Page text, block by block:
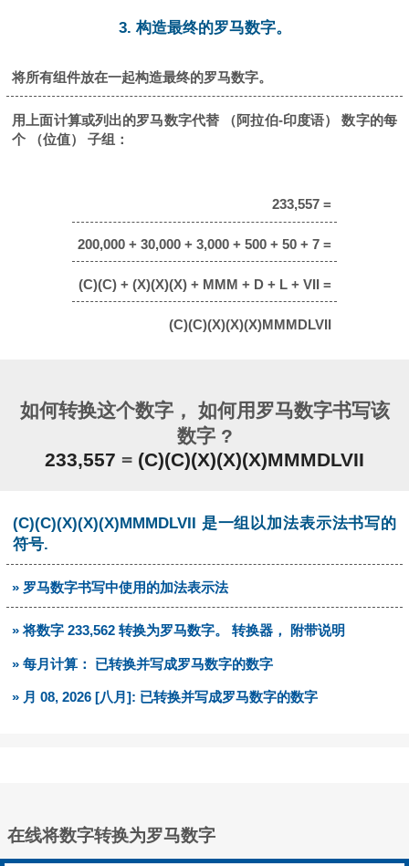
3. 构造最终的罗马数字。
将所有组件放在一起构造最终的罗马数字。
用上面计算或列出的罗马数字代替 （阿拉伯-印度语） 数字的每
个 （位值） 子组：
233,557 =
200,000 + 30,000 + 3,000 + 500 + 50 + 7 =
(C)(C) + (X)(X)(X) + MMM + D + L + VII =
(C)(C)(X)(X)(X)MMMDLVII
如何转换这个数字， 如何用罗马数字书写该
数字 ?
233,557 = (C)(C)(X)(X)(X)MMMDLVII
(C)(C)(X)(X)(X)MMMDLVII 是一组以加法表示法书写的
符号.
» 罗马数字书写中使用的加法表示法
» 将数字 233,562 转换为罗马数字。 转换器， 附带说明
» 每月计算： 已转换并写成罗马数字的数字
» 月 08, 2026 [八月]: 已转换并写成罗马数字的数字
在线将数字转换为罗马数字